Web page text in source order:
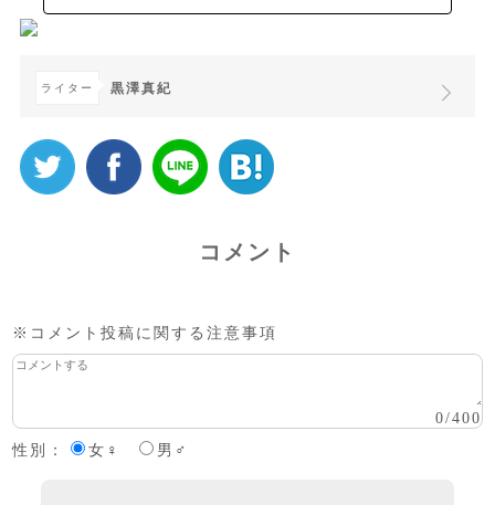
ライター 黒澤真紀
コメント
※コメント投稿に関する注意事項
0/400
性別：
女♀ 男♂